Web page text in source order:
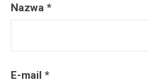
Nazwa *
E-mail *